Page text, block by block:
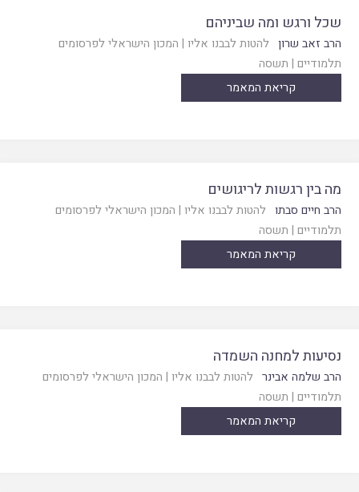
שכל ורגש ומה שביניהם
הרב זאב שרון להטות לבבנו אליו | המכון הישראלי לפרסומים
תלמודיים | תשסה
קריאת המאמר
מה בין רגשות לריגושים
הרב חיים סבתו להטות לבבנו אליו | המכון הישראלי לפרסומים
תלמודיים | תשסה
קריאת המאמר
נסיעות למחנה השמדה
הרב שלמה אבינר להטות לבבנו אליו | המכון הישראלי לפרסומים
תלמודיים | תשסה
קריאת המאמר